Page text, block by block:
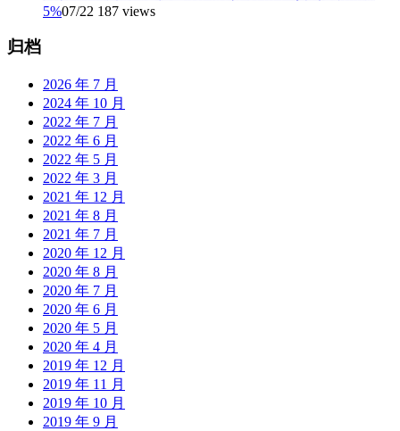
5%07/22 187 views
归档
2026 年 7 月
2024 年 10 月
2022 年 7 月
2022 年 6 月
2022 年 5 月
2022 年 3 月
2021 年 12 月
2021 年 8 月
2021 年 7 月
2020 年 12 月
2020 年 8 月
2020 年 7 月
2020 年 6 月
2020 年 5 月
2020 年 4 月
2019 年 12 月
2019 年 11 月
2019 年 10 月
2019 年 9 月